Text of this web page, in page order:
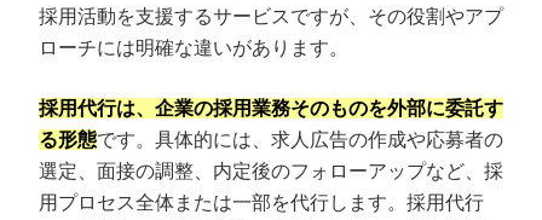
採用活動を支援するサービスですが、その役割やアプ
ローチには明確な違いがあります。
採用代行は、企業の採用業務そのものを外部に委託す
る形態です。具体的には、求人広告の作成や応募者の
選定、面接の調整、内定後のフォローアップなど、採
用プロセス全体または一部を代行します。採用代行